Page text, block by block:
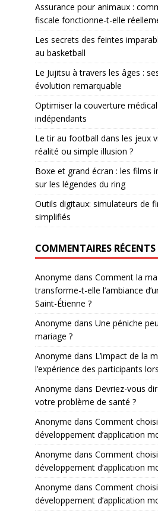
Assurance pour animaux :
fiscale fonctionne-t-elle
Les secrets des feintes
au basketball
Le Jujitsu à travers les âges :
évolution remarquable
Optimiser la couverture
indépendants
Le tir au football dans les jeux
réalité ou simple illusion ?
Boxe et grand écran : les films
sur les légendes du ring
Outils digitaux: simulateurs de
simplifiés
COMMENTAIRES RÉCENTS
Anonyme dans Comment la
transforme-t-elle l’ambiance
Saint-Étienne ?
Anonyme dans Une péniche
mariage ?
Anonyme dans L’impact de la
l’expérience des participants
Anonyme dans Devriez-vous
votre problème de santé ?
Anonyme dans Comment
développement d’application
Anonyme dans Comment
développement d’application
Anonyme dans Comment
développement d’application